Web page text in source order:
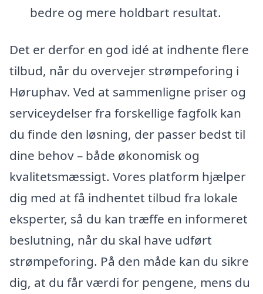
bedre og mere holdbart resultat.
Det er derfor en god idé at indhente flere
tilbud, når du overvejer strømpeforing i
Høruphav. Ved at sammenligne priser og
serviceydelser fra forskellige fagfolk kan
du finde den løsning, der passer bedst til
dine behov – både økonomisk og
kvalitetsmæssigt. Vores platform hjælper
dig med at få indhentet tilbud fra lokale
eksperter, så du kan træffe en informeret
beslutning, når du skal have udført
strømpeforing. På den måde kan du sikre
dig, at du får værdi for pengene, mens du